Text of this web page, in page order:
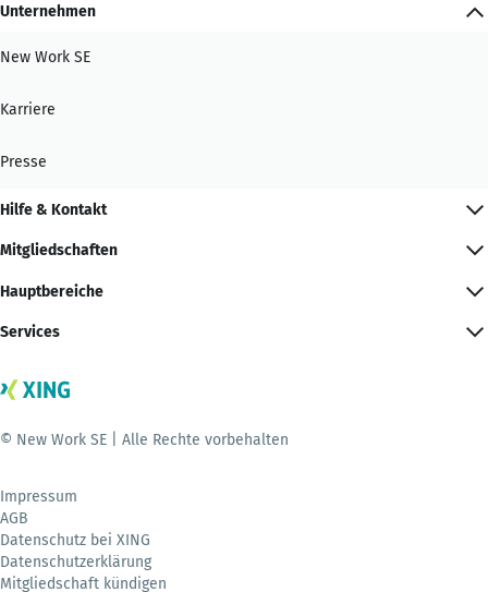
Unternehmen
New Work SE
Karriere
Presse
Hilfe & Kontakt
Mitgliedschaften
Hauptbereiche
Services
© New Work SE | Alle Rechte vorbehalten
Impressum
AGB
Datenschutz bei XING
Datenschutzerklärung
Mitgliedschaft kündigen